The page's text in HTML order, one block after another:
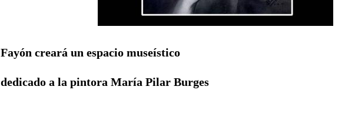
Fayón creará un espacio museístico
dedicado a la pintora María Pilar Burges